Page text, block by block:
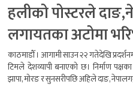
हलीको पोस्टरले
लगायतका अटोमा
काठमाडौँ । आगामी साउन २२ गतेदेखि
टिमले देशव्यापी बनाएको छ। निर्माण
झापा, मोरङ र सुनसरीपछि अहिले दाङ,